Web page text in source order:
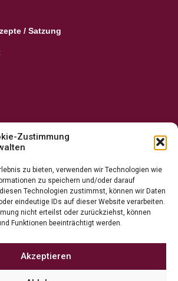
Zustimmung
zu bieten, verwenden wir Technologien wie
zu speichern und/oder darauf
Technologien zustimmst, können wir Daten
eindeutige IDs auf dieser Website verarbeiten.
nicht erteilst oder zurückziehst, können
Funktionen beeinträchtigt werden.
Akzeptieren
/ Satzung